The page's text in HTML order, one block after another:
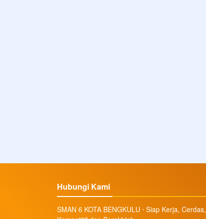
Hubungi Kami
SMAN 6 KOTA BENGKULU ⋅ Siap Kerja, Cerdas,